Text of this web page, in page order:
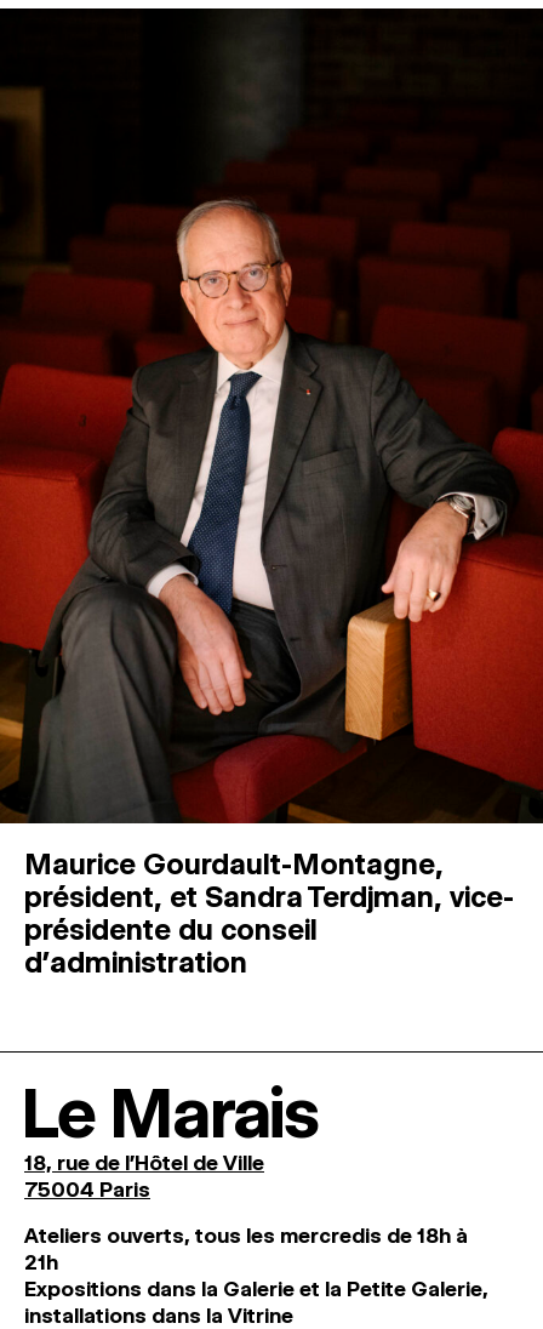
Maurice Gourdault-Montagne,
président, et Sandra Terdjman, vice-
présidente du conseil
d’administration
Le Marais
18, rue de l'Hôtel de Ville
75004 Paris
Ateliers ouverts, tous les mercredis de 18h à
21h
Expositions dans la Galerie et la Petite Galerie,
installations dans la Vitrine